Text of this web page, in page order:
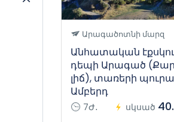
Արագածոտնի մարզ
Անհատական
դեպի Արագած
լիճ), տառերի
Ամբերդ
7Ժ․ սկսած